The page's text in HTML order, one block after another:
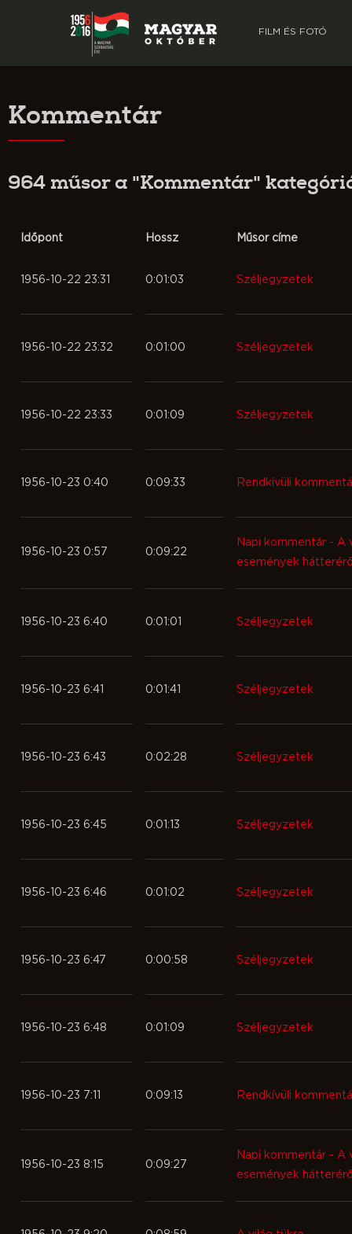
FILM ÉS FOTÓ
Kommentár
964 műsor a "Kommentár"
Időpont Hossz Műsor címe
1956-10-22 23:31 0:01:03 Széljegyzetek
1956-10-22 23:32 0:01:00 Széljegyzetek
1956-10-22 23:33 0:01:09 Széljegyzetek
1956-10-23 0:40 0:09:33 Rendkívüli
1956-10-23 0:57 0:09:22
Napi kommentár - A
események
1956-10-23 6:40 0:01:01 Széljegyzetek
1956-10-23 6:41 0:01:41 Széljegyzetek
1956-10-23 6:43 0:02:28 Széljegyzetek
1956-10-23 6:45 0:01:13 Széljegyzetek
1956-10-23 6:46 0:01:02 Széljegyzetek
1956-10-23 6:47 0:00:58 Széljegyzetek
1956-10-23 6:48 0:01:09 Széljegyzetek
1956-10-23 7:11 0:09:13 Rendkívüli
1956-10-23 8:15 0:09:27
Napi kommentár - A
események